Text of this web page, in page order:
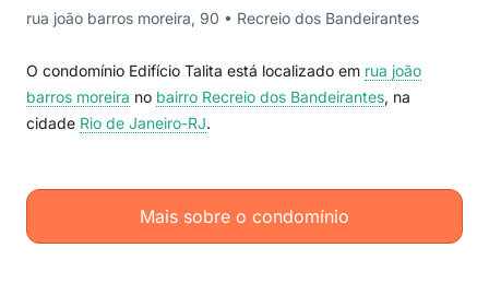
rua joão barros moreira, 90 • Recreio dos Bandeirantes
O condomínio Edifício Talita está localizado em rua joão
barros moreira no bairro Recreio dos Bandeirantes, na
cidade Rio de Janeiro-RJ.
Mais sobre o condomínio